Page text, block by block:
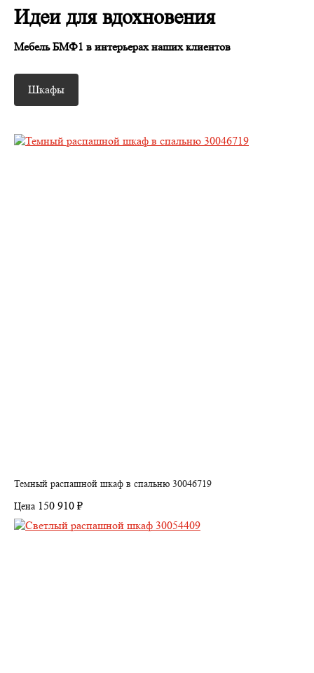
Идеи для вдохновения
Мебель БМФ1 в интерьерах наших клиентов
Шкафы
Темный распашной шкаф в спальню 30046719
Цена 150 910 ₽